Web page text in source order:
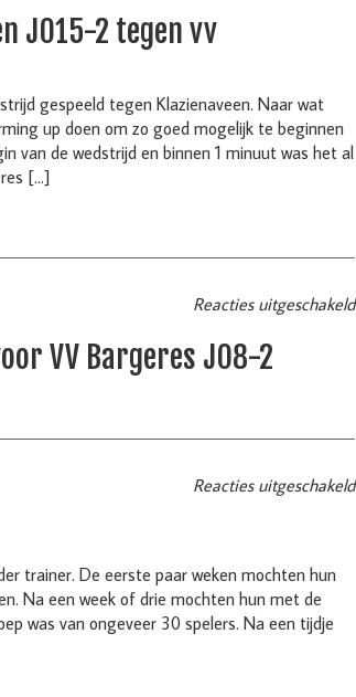
JO15-2 tegen vv
gespeeld tegen Klazienaveen. Naar wat
up doen om zo goed mogelijk te beginnen
van de wedstrijd en binnen 1 minuut was het al
[…]
Reacties uitgeschakeld
VV Bargeres JO8-2
Reacties uitgeschakeld
trainer. De eerste paar weken mochten hun
Na een week of drie mochten hun met de
was van ongeveer 30 spelers. Na een tijdje